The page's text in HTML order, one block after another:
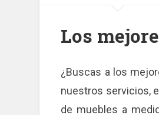
Los
¿Buscas a los
nuestros servicios,
de muebles a